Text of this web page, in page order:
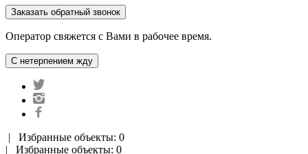
Оператор свяжется с Вами в рабочее время.
| Избранные объекты: 0
| Избранные объекты: 0